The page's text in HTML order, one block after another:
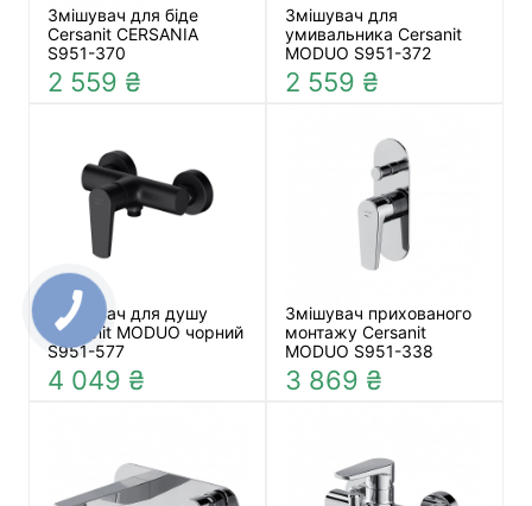
Змішувач для біде
Cersanit CERSANIA
S951-370
2 559 ₴
Змішувач для
умивальника Cersanit
MODUO S951-372
2 559 ₴
Змішувач для душу
Cersanit MODUO чорний
S951-577
4 049 ₴
Змішувач прихованого
монтажу Cersanit
MODUO S951-338
3 869 ₴